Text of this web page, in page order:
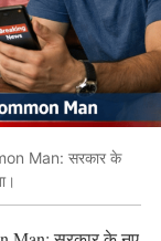
Man: सरकार के